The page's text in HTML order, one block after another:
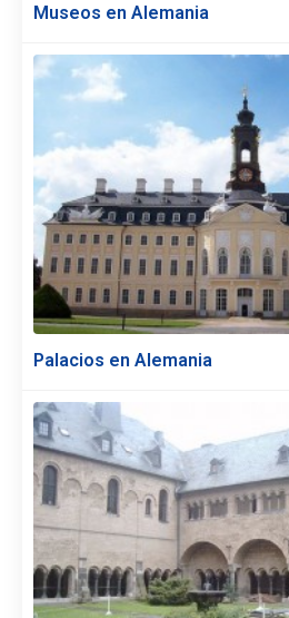
Museos en Alemania
Palacios en Alemania